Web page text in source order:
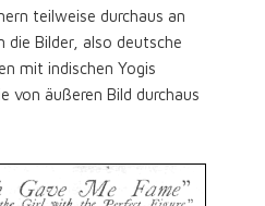
teilweise durchaus an
die Bilder, also deutsche
mit indischen Yogis
von äußeren Bild durchaus